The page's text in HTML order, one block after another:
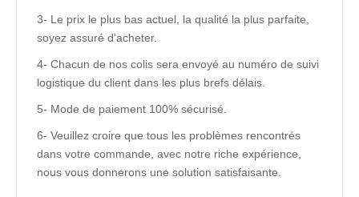
3- Le prix le plus bas actuel, la qualité la plus parfaite,
soyez assuré d'acheter.
4- Chacun de nos colis sera envoyé au numéro de suivi
logistique du client dans les plus brefs délais.
5- Mode de paiement 100% sécurisé.
6- Veuillez croire que tous les problèmes rencontrés
dans votre commande, avec notre riche expérience,
nous vous donnerons une solution satisfaisante.